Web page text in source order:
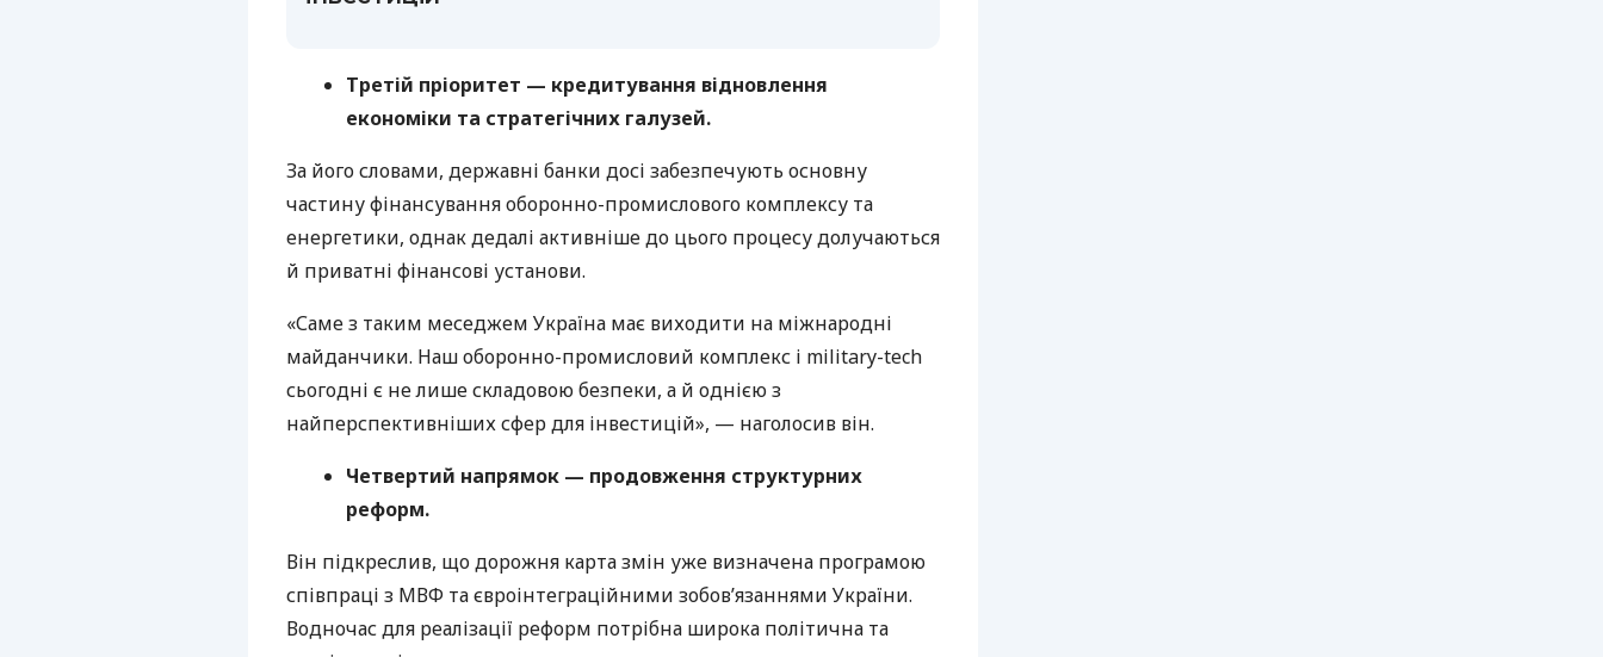
Третій пріоритет — кредитування відновлення
економіки та стратегічних галузей.
За його словами, державні банки досі забезпечують основну
частину фінансування оборонно-промислового комплексу та
енергетики, однак дедалі активніше до цього процесу долучаються
й приватні фінансові установи.
«Саме з таким меседжем Україна має виходити на міжнародні
майданчики. Наш оборонно-промисловий комплекс і military-tech
сьогодні є не лише складовою безпеки, а й однією з
найперспективніших сфер для інвестицій», — наголосив він.
Четвертий напрямок — продовження структурних
реформ.
Він підкреслив, що дорожня карта змін уже визначена програмою
співпраці з МВФ та євроінтеграційними зобов’язаннями України.
Водночас для реалізації реформ потрібна широка політична та